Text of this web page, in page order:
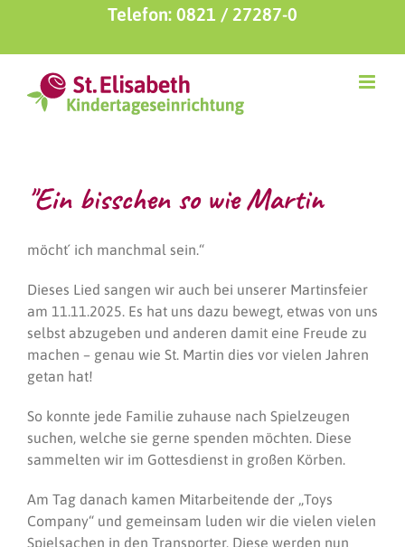
springen
Telefon: 0821 / 27287-0
"Ein bisschen so wie Martin
möcht´ ich manchmal sein.“
Dieses Lied sangen wir auch bei unserer Martinsfeier
am 11.11.2025. Es hat uns dazu bewegt, etwas von uns
selbst abzugeben und anderen damit eine Freude zu
machen – genau wie St. Martin dies vor vielen Jahren
getan hat!
So konnte jede Familie zuhause nach Spielzeugen
suchen, welche sie gerne spenden möchten. Diese
sammelten wir im Gottesdienst in großen Körben.
Am Tag danach kamen Mitarbeitende der „Toys
Company“ und gemeinsam luden wir die vielen vielen
Spielsachen in den Transporter. Diese werden nun